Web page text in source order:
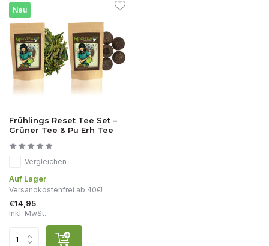
Neu
Frühlings Reset Tee Set –
Grüner Tee & Pu Erh Tee
Vergleichen
Auf Lager
Versandkostenfrei ab 40€!
€14,95
Inkl. MwSt.